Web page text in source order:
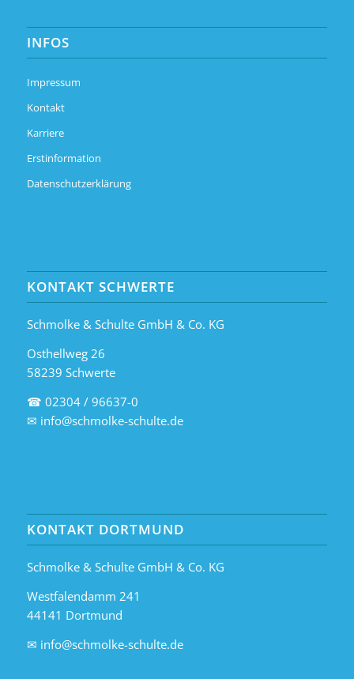
INFOS
Impressum
Kontakt
Karriere
Erstinformation
Datenschutzerklärung
KONTAKT SCHWERTE
Schmolke & Schulte GmbH & Co. KG
Osthellweg 26
58239 Schwerte
☎ 02304 / 96637-0
✉ info@schmolke-schulte.de
KONTAKT DORTMUND
Schmolke & Schulte GmbH & Co. KG
Westfalendamm 241
44141 Dortmund
✉ info@schmolke-schulte.de